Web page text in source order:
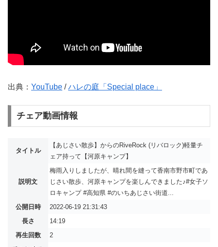
出典： YouTube /ハレの庭「Special place」
チェア動画情報
タイトル
【あじさい散歩】からのRiveRock (リバロック)軽量チ
ェア持って【河原キャンプ】
説明文
梅雨入りしましたが、晴れ間を縫って香南市野市町であ
じさい散歩、河原キャンプを楽しんできました♪#女子ソ
ロキャンプ #高知県 #のいちあじさい街道...
公開日時
2022-06-19 21:31:43
長さ
14:19
再生回数
2